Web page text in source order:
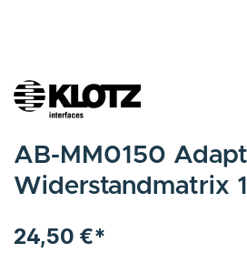
24,50 €*
AB-MM0150
Widerstandmatrix